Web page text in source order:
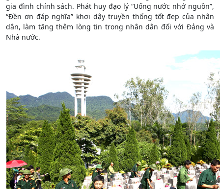
gia đình chính sách. Phát huy đạo lý “Uống nước nhớ nguồn”,
“Đền ơn đáp nghĩa” khơi dậy truyền thống tốt đẹp của nhân
dân, làm tăng thêm lòng tin trong nhân dân đối với Đảng và
Nhà nước.